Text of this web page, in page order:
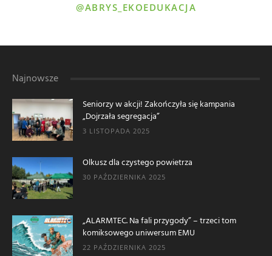
@ABRYS_EKOEDUKACJA
Najnowsze
Seniorzy w akcji! Zakończyła się kampania
„Dojrzała segregacja”
3 LISTOPADA 2025
Olkusz dla czystego powietrza
30 PAŹDZIERNIKA 2025
„ALARMTEC. Na fali przygody” – trzeci tom
komiksowego uniwersum EMU
22 PAŹDZIERNIKA 2025